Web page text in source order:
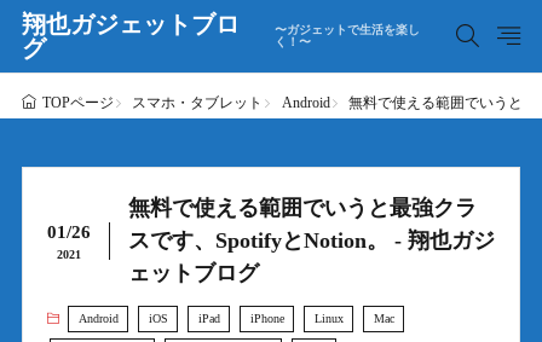
翔也ガジェットブロ
グ
〜ガジェットで生活を楽し
く！〜
TOPページ スマホ・タブレット Android 無料で使える範囲でいうと
01/26
2021
無料で使える範囲でいうと最強クラ
スです、SpotifyとNotion。 - 翔也ガジ
ェットブログ
Android iOS iPad iPhone Linux Mac